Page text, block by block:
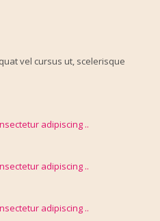
vel cursus ut, scelerisque
adipiscing ..
adipiscing ..
adipiscing ..